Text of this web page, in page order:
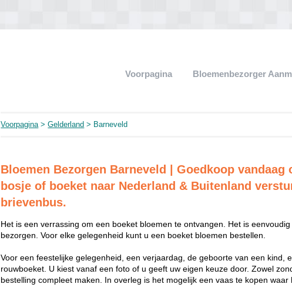
Voorpagina Bloemenbezorger
Voorpagina>Gelderland > Barneveld
Bloemen Bezorgen Barneveld | Goedkoop vandaag
bosje of boeket naar Nederland & Buitenland
brievenbus.
Het is een verrassing om een boeket bloemen te ontvangen. Het is
bezorgen. Voor elke gelegenheid kunt u een boeket bloemen bestellen.
Voor een feestelijke gelegenheid, een verjaardag, de geboorte van een kind,
rouwboeket. U kiest vanaf een foto of u geeft uw eigen keuze door. Zowel
bestelling compleet maken. In overleg is het mogelijk een vaas te kopen waar